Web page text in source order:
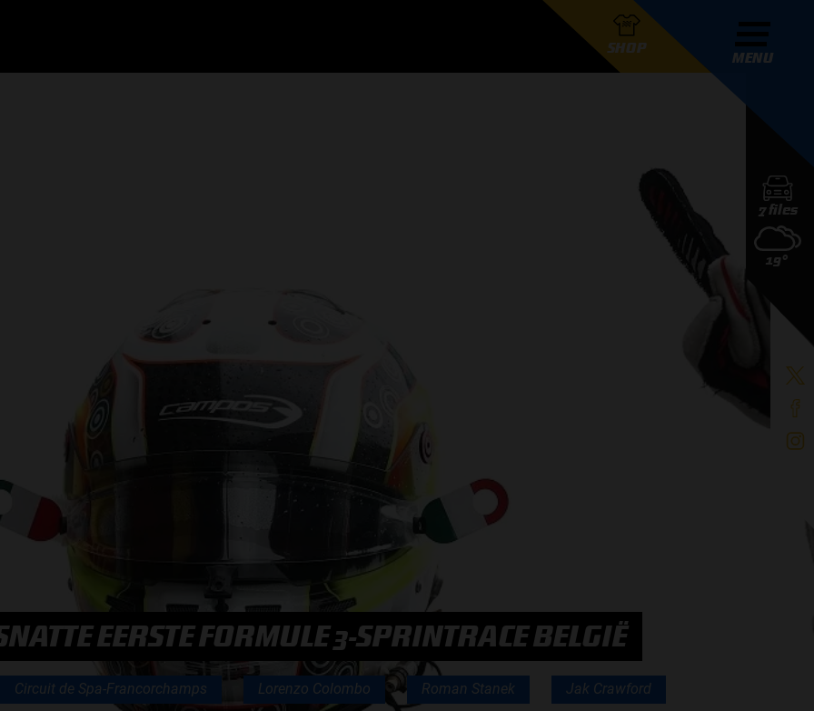
SHOP
MENU
7 files
19°
EERSTE FORMULE 3-SPRINTRACE BELGIË
Circuit de Spa-Francorchamps Lorenzo Colombo Roman Stanek
Jak Crawford
F1 COUREURS KAMPIOENSCHAP
F1 TEAMS KAMPIOENSCHAP
RACE GEMIST
AANMELDEN NIEUWSBRIEF
NEEM CONTACT OP